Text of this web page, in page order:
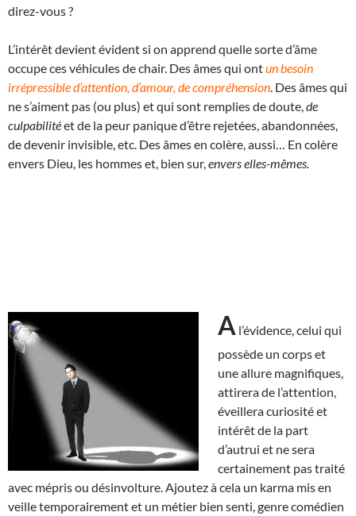
direz-vous ?
L’intérêt devient évident si on apprend quelle sorte d’âme
occupe ces véhicules de chair. Des âmes qui ontun besoin
irrépressible d’attention, d’amour, de compréhension . Des âmes qui
ne s’aiment pas (ou plus) et qui sont remplies de doute, de
culpabilitéet de la peur panique d’être rejetées, abandonnées,
de devenir invisible, etc. Des âmes en colère, aussi… En colère
envers Dieu, les hommes et, bien sur, envers elles-mêmes.
A l’évidence, celui qui
possède un corps et
une allure magnifiques,
attirera de l’attention,
éveillera curiosité et
intérêt de la part
d’autrui et ne sera
certainement pas traité
avec mépris ou désinvolture. Ajoutez à cela un karma mis en
veille temporairement et un métier bien senti, genre comédien